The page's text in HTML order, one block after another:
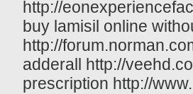
http://
buy lamisil online
http://
adderall http://
prescription http://